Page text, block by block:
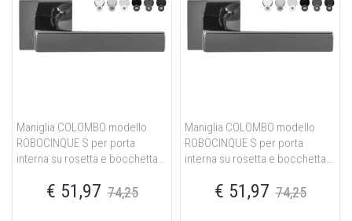
Maniglia COLOMBO modello
ROBOCINQUE S per porta
interna su rosetta e bocchetta
neromat€ 51,97 74,25
Maniglia COLOMBO modello
ROBOCINQUE S per porta
interna su rosetta e bocchetta
€ 51,97 74,25